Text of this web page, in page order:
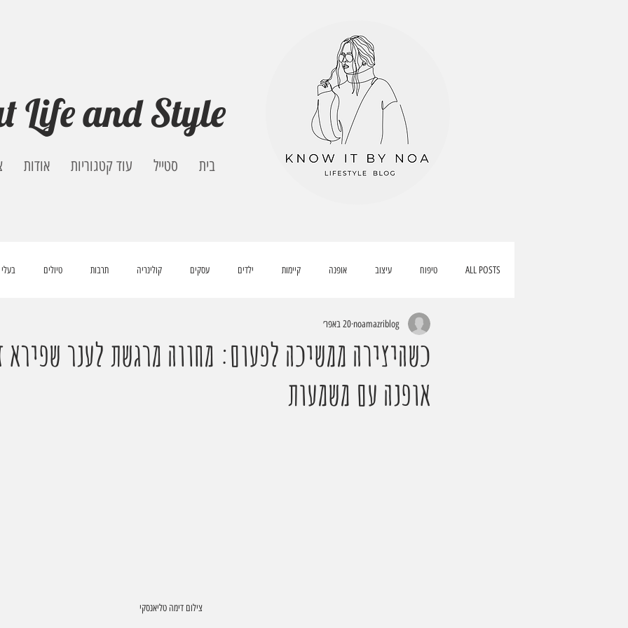
Life and Style
בית סטייל עוד קטגוריות אודות
ALL POSTS טיפוח עיצוב אופנה קיימות ילדים עסקים קולינריה תרבות טיולים
כשהיצירה ממשיכה לפעום: מחווה מרגשת לענר שפירא
אופנה עם משמעות
noamazriblog 20 באפר׳
צילום דימה טליאנסקי